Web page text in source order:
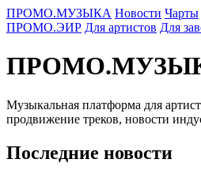
ПРОМО.МУЗЫКА Новости Чарты
ПРОМО.ЭИР Для артистов Для
Музыкальная платформа для
продвижение треков, новости
Последние новости